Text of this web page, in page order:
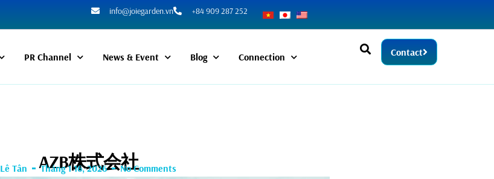
info@joiegarden.vn +84 909 287 252
PR Channel News & Event Blog Connection Contact
AZB株式会社
Lê Tân Tháng 1 16, 2026 No Comments